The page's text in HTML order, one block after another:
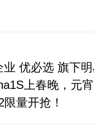
业 优必选 旗下
上春晚，元
量开抢！